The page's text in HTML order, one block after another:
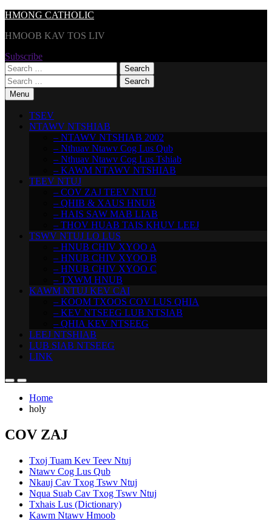
Skip
content
HMONG CATHOLIC
HMOOB KAV TOS LIV
Subscribe
Search
for:
Search
for:Menu
TSEV
NTAWV NTSHIAB
– NTAWV NTSHIAB 2002
– Nthuav Ntawv Cog Lus Qub
– Nthuav Ntawv Cog Lus Tshiab
– KAWM NTAWV NTSHIAB
TEEV NTUJ
– COV ZAJ TEEV NTUJ
– QHIB & XAUS HNUB
– HAIS SAW MAB LIAB
– THOV HUAB TAIS KHUV LEEJ
TSWV NTUJ LO LUS
– HNUB CHIV XYOO A
– HNUB CHIV XYOO B
– HNUB CHIV XYOO C
– TXWM HNUB
KAWM NTUJ KEV CAI
– KOOM TXOOS COV LUS QHIA
– KEV NTSEEG LUB NTSIAB
– QHIA KEV NTSEEG
LEEJ NTSHIAB
LUB SIAB NTSEEG
LINK
Home
holy
COV ZAJ
Txoj Tuam Kev Teev Ntuj
Ntawv Cog Lus Qub
Nkauj Cav Txog Tswv Ntuj
Nqua Suab Cav Txog Tswv Ntuj
Txhais Lus (Dictionary)
Kawm Ntawv Hmoob